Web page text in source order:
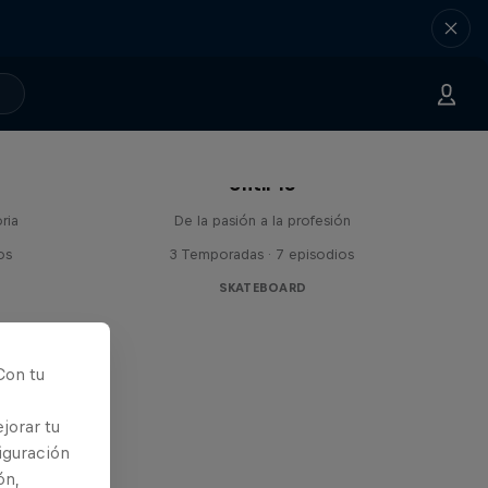
Until 18
De la pasión a la profesión
3 Temporadas · 7 episodios
SKATEBOARD
tu
tu